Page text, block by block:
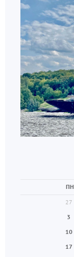
ПН
27
3
10
17